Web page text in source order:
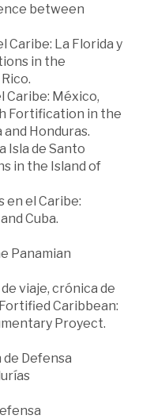
between
Caribe: La Florida y
in the
Caribe: México,
Fortification in the
Honduras.
Isla de Santo
in the Island of
en el Caribe:
Cuba.
Panamian
viaje, crónica de
Caribbean:
Proyect.
de Defensa